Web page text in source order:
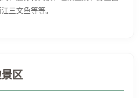
三文鱼等等。
区